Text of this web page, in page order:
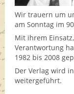
Wir trauern um
am Sonntag im
Mit ihrem
Verantwortung
1982 bis 2008
Der Verlag wird
weitergeführt.